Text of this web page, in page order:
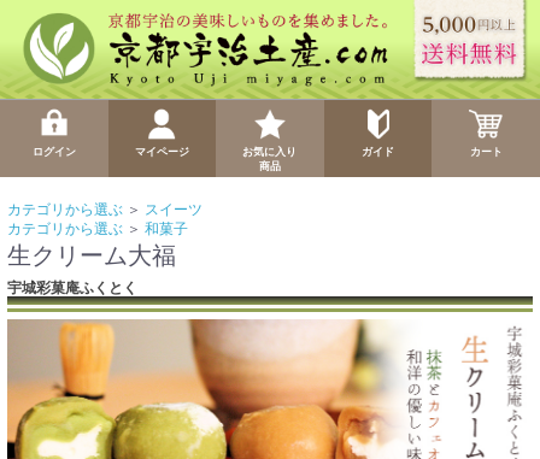
ログイン マイページ
お気に入り
商品
ガイド カート
カテゴリから選ぶ ＞ スイーツ
カテゴリから選ぶ ＞ 和菓子
生クリーム大福
宇城彩菓庵ふくとく